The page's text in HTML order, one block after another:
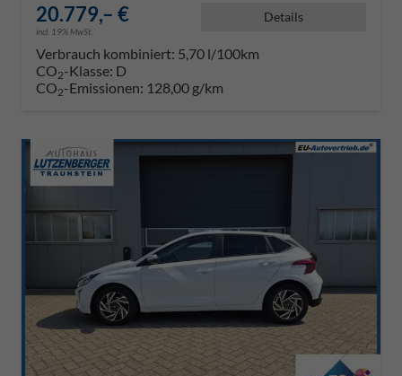
20.779,– €
incl. 19% MwSt.
Details
Verbrauch kombiniert: 5,70 l/100km
CO2-Klasse: D
CO2-Emissionen: 128,00 g/km